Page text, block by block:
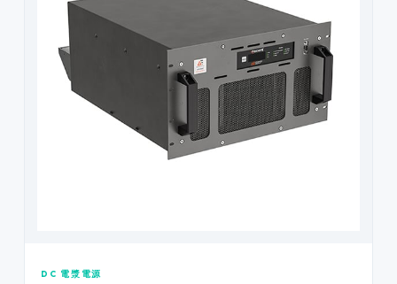
DC 電漿電源